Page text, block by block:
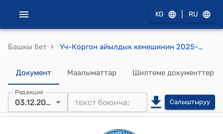
KG RU
Башкы бет › Үч-Коргон айылдык кенешинин 2025-жылдын 3-декабрындагы №01-06/13-01 "Үч-Коргон айыл аймагынын айылдык кеңешинин төрагасын шайлоо жөнүндө" токтому.
Документ Маалыматтар Шилтеме документтер
Редакция
03.12.2025 Салыштыруу